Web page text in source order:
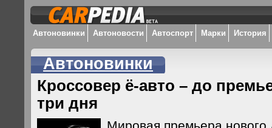
Автоновинки Автоновости Автоспорт Марки История
Автоновинки
Кроссовер ё-авто – до
три дня